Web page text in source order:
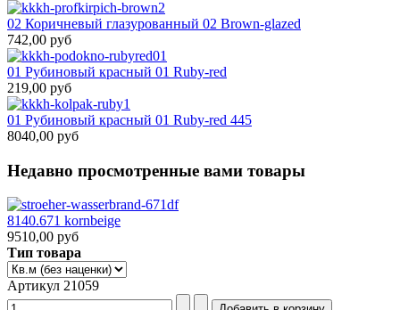
02 Коричневый глазурованный 02 Brown-glazed
742,00 руб
01 Рубиновый красный 01 Ruby-red
219,00 руб
01 Рубиновый красный 01 Ruby-red 445
8040,00 руб
Недавно просмотренные вами товары
8140.671 kornbeige
9510,00 руб
Тип товара
Артикул 21059